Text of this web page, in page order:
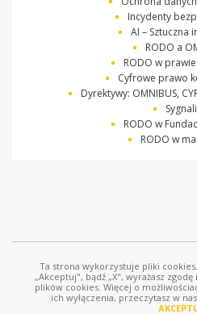
Incydenty
AI – Sztuczna
RODO a
RODO w
Cyfrowe prawo
Dyrektywy: OMNIBUS,
RODO w
RODO w
© Ostrowski i Wspólnicy | www.ostrowski.legal|
Licznik odwiedziń: 686932
Ta strona wykorzystuje pliki
„Akceptuj", bądź „X", wyrażasz
plików cookies. Więcej o
ich wyłączenia, przeczytasz w